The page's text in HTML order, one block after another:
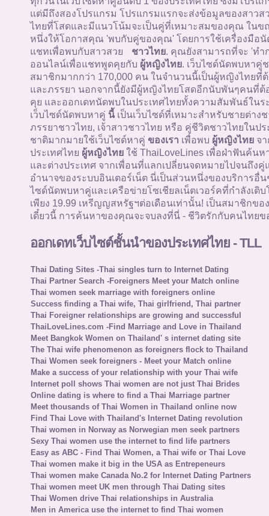
แต่มีถึงสองโปรแกรม โปรแกรมแรกจะส่งข้อมูลของสาวส
ไทยที่โสดและมีแนวโน้มจะเป็นคู่ที่เหมาะสมของคุณ ใน
หนึ่งให้โอกาสคุณ 'พบกับคู่ของคุณ' โดยการใช้เครื่องมือนั
แชทเพื่อพบกับสาวสวย
ชาวไทย. คุณยังสามารถที่จะ 'ทำ
ออนไลน์เพื่อแชทพูดคุยกับ ผู้หญิงไทย. เว็บไซด์นัดพบหาคู่
สมาชิกมากกว่า 170,000 คน ในจำนวนนี้เป็นผู้หญิงไทยที่ต้
และภรรยา นอกจากนี้ยังมีผู้หญิงไทยโสดอีกนับพันๆคนที่ต้
คุย และออกเดทนัดพบในประเทศไทยทั้งความสัมพันธ์ในร
เว็บไซด์นัดพบหาคู่ นี้เป็นเว็บไซด์ที่เหมาะสำหรับชายต่าง
ภรรยาชาวไทย, เจ้าสาวชาวไทย หรือ คู่ชีวิตชาวไทยในปร
ชาติมากมายใช้เว็บไซด์หาคู่ ของเรา เพื่อพบ ผู้หญิงไทยจา
ประเทศไทย ผู้หญิงไทยใช้ ThaiLoveLines เพื่อฝ่าฟันค้นห
และต่างประเทศ จากเพื่อนที่แลกเปลี่ยนจดหมายไปจนถึงคู่
อำนาจของระบบอินเตอร์เน็ต นี่เป็นส่วนหนึ่งของบริการอื่
ไซด์นัดพบหาคู่และเครือข่ายโซเชียลเน็ตเวอร์คที่กำลังเติ
เพียง 19.99 เหรีญญสหรัฐฯต่อเดือนเท่านั้น! เป็นสมาชิกขอ
เดี๋ยวนี้ การค้นหาของคุณจะจบลงที่นี่ - ชีวิตรักกับคนไทย
ออกเดทเว็บไซต์ชั้นนำของประเทศไทย - TLL
Thai Dating Sites -Thai singles turn to Internet Dating
Thai Partner Search -Foreigners Meet your Match online
Thai women seek marriage with foreigners online
Success finding a Thai wife, Thai girlfriend, Thai partner
Thai Foreigner relationships are growing and successful
ThaiLoveLines.com -Find Marriage and Love in Thailand
Meet Bangkok Women on Thailand' s internet dating site
The Thai wife phenomenon as foreigners flock to Thailand
Thai Women seek foreigners - Meet your Match online
Make a success of your relationship with your Thai wife
Internet poll shows Thai women are not just Thai Brides
Online dating is where to find a Thai Marriage partner
Meet thousands of Thai Women in Thailand online now
Find Thai Love with Thailand's Internet Dating revolution
Thai women in Norway as Norwegian men seek partners
Sexy Thai women use the internet to find life partners
Easy as ABC - Find Thai Women, a Thai wife or Thai Love
Thai women make it big in the USA as Entrepeneurs
Thai women make Canada No.2 for Internet Dating Partners
Thai women meet UK men through Thai Dating sites
Thai Women drive Thai relationships in Australia
Men in America use the internet to find Thai women